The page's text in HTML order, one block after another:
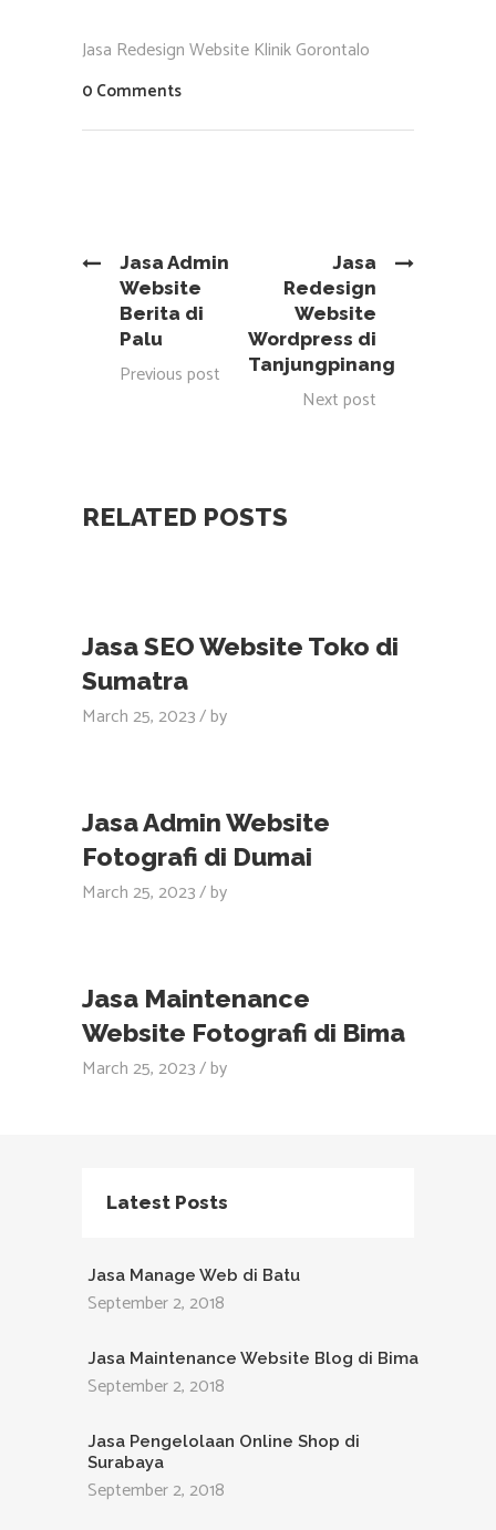
Jasa Redesign Website Klinik Gorontalo
0 Comments
Jasa Admin
Website
Berita di
Palu
Previous post
Jasa
Redesign
Website
Wordpress di
Tanjungpinang
Next post
RELATED POSTS
Jasa SEO Website Toko di
Sumatra
March 25, 2023 by
Jasa Admin Website
Fotografi di Dumai
March 25, 2023 by
Jasa Maintenance
Website Fotografi di Bima
March 25, 2023 by
Latest Posts
Jasa Manage Web di Batu
September 2, 2018
Jasa Maintenance Website Blog di Bima
September 2, 2018
Jasa Pengelolaan Online Shop di
Surabaya
September 2, 2018